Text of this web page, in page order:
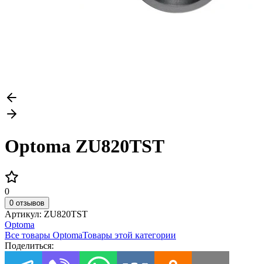
Optoma ZU820TST
0
0 отзывов
Артикул: ZU820TST
Optoma
Все товары OptomaТовары этой категории
Поделиться: